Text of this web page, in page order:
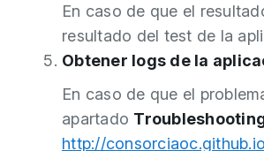
En caso de que el
resultado del test de la
Obtener logs de la
En caso de que el
apartado
http://